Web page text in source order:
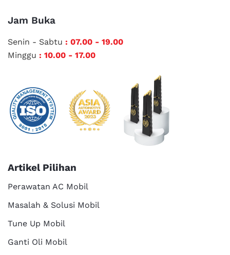
Jam Buka
Senin - Sabtu : 07.00 - 19.00
Minggu : 10.00 - 17.00
Artikel Pilihan
Perawatan AC Mobil
Masalah & Solusi Mobil
Tune Up Mobil
Ganti Oli Mobil